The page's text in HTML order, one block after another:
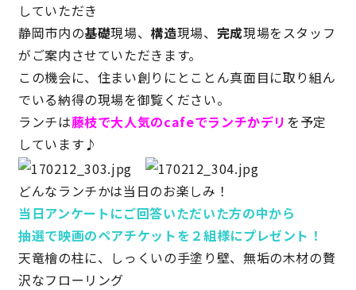
CLOSE
していただき
静岡市内の基礎現場、構造現場、 完成現場をスタッフ
がご案内させていただきます。
この機会に、住まい創りにとことん真面目に取り組ん
でいる納得の現場を御覧ください。
ランチは藤枝で大人気のcafeでランチかデリ を予定
しています♪
どんなランチかは当日のお楽しみ！
当日アンケートにご回答いただいた方の中から
抽選で映画のペアチケットを２組様にプレゼント！
天竜檜の柱に、しっくいの手塗り壁、無垢の木材の贅
沢なフローリング